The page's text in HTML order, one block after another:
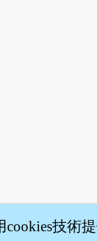
cookies技術